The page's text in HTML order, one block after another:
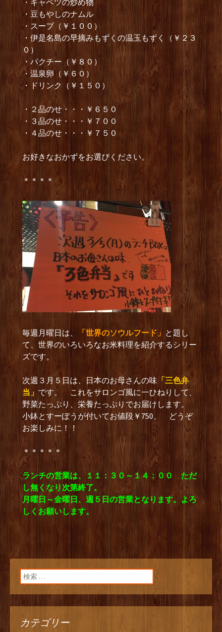
・キャベツの炒め物
・豆もやしのナムル
・スープ（￥１００）
・伊是名島の早摘みもずくの温玉もずく（￥２３
０）
・パクチー（￥８０）
・温泉卵（￥６０）
・ドリンク（￥１５０）
・２品のせ・・・￥６５０
・３品のせ・・・￥７００
・４品のせ・・・￥７５０
お好きなおかずをお選びください。
＊＊＊＊
毎週月曜日は、 「世界のソウルフード」 と題し
て、世界のいろいろなお米料理を紹介するシリー
ズです。
次週３月５日は、日本のお母さんの味「三色弁
当」 です。 これをサロンゴ風に一ひねりして、
野菜たっぷり、栄養たっぷりでお届けします。
小鉢とすーぽうが付いてお値段￥750。 どうぞ
お楽しみに！！
＊＊＊＊＊
ランチの営業は、１１：３０～１４：００ ただ
し無くなり次第終了。
月曜日～金曜日、週５日の営業となります。よろ
しくお願いします。
検索:
カテゴリー